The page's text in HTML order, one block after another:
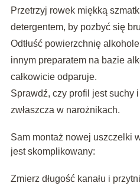
Przetrzyj rowek miękką
detergentem, by pozbyć się
Odtłuść powierzchnię
innym preparatem na bazie
całkowicie odparuje.
Sprawdź, czy profil jest suchy
zwłaszcza w narożnikach.
Sam montaż nowej uszczelki
jest skomplikowany:
Zmierz długość kanału i